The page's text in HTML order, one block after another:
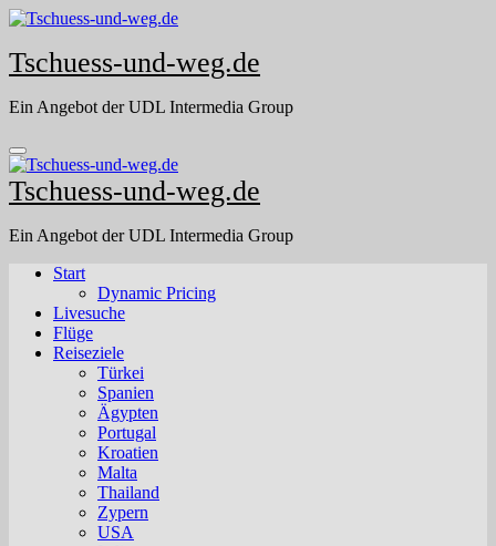
Skip
content
Tschuess-und-weg.de
Ein Angebot der UDL Intermedia Group
Tschuess-und-weg.de
Ein Angebot der UDL Intermedia Group
Start
Dynamic Pricing
Livesuche
Flüge
Reiseziele
Türkei
Spanien
Ägypten
Portugal
Kroatien
Malta
Thailand
Zypern
USA